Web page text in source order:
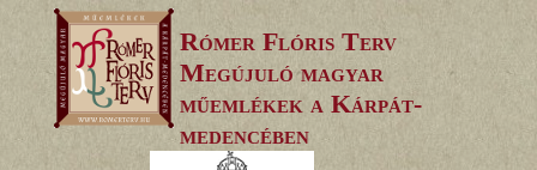
to
content
Rómer Flóris Terv
Megújuló magyar
műemlékek a Kárpát-
medencében